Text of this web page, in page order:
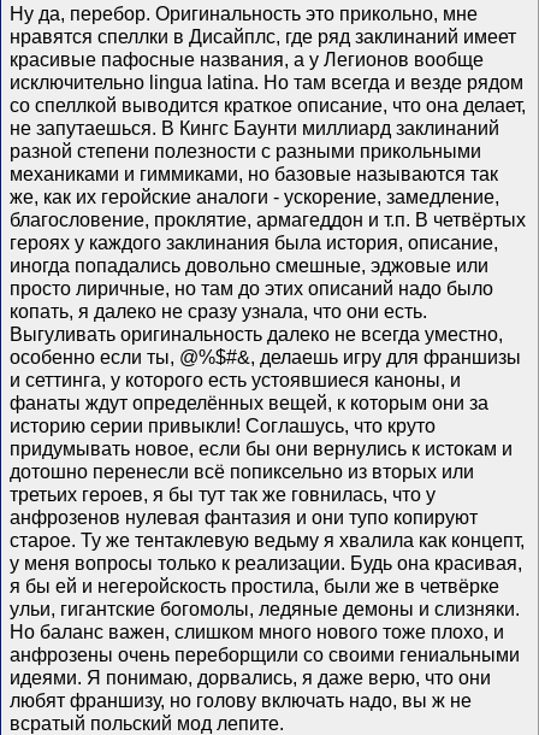
Ну да, перебор. Оригинальность это прикольно, мне
нравятся спеллки в Дисайплс, где ряд заклинаний имеет
красивые пафосные названия, а у Легионов вообще
исключительно lingua latina. Но там всегда и везде рядом
со спеллкой выводится краткое описание, что она делает,
не запутаешься. В Кингс Баунти миллиард заклинаний
разной степени полезности с разными прикольными
механиками и гиммиками, но базовые называются так
же, как их геройские аналоги - ускорение, замедление,
благословение, проклятие, армагеддон и т.п. В четвëртых
героях у каждого заклинания была история, описание,
иногда попадались довольно смешные, эджовые или
просто лиричные, но там до этих описаний надо было
копать, я далеко не сразу узнала, что они есть.
Выгуливать оригинальность далеко не всегда уместно,
особенно если ты, @%$#&, делаешь игру для франшизы
и сеттинга, у которого есть устоявшиеся каноны, и
фанаты ждут определëнных вещей, к которым они за
историю серии привыкли! Соглашусь, что круто
придумывать новое, если бы они вернулись к истокам и
дотошно перенесли всё попиксельно из вторых или
третьих героев, я бы тут так же говнилась, что у
анфрозенов нулевая фантазия и они тупо копируют
старое. Ту же тентаклевую ведьму я хвалила как концепт,
у меня вопросы только к реализации. Будь она красивая,
я бы ей и негеройскость простила, были же в четвëрке
ульи, гигантские богомолы, ледяные демоны и слизняки.
Но баланс важен, слишком много нового тоже плохо, и
анфрозены очень переборщили со своими гениальными
идеями. Я понимаю, дорвались, я даже верю, что они
любят франшизу, но голову включать надо, вы ж не
всратый польский мод лепите.